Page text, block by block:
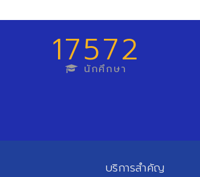
17572
นักศึกษา
บริการสำคัญ